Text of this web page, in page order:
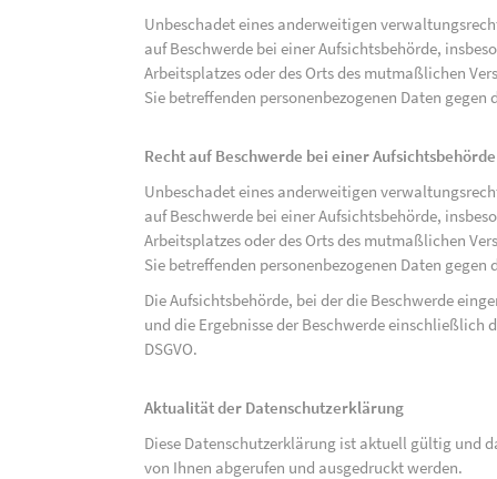
Unbeschadet eines anderweitigen
auf Beschwerde bei einer Aufsichtsbehörde,
Arbeitsplatzes oder des Orts des mutmaßlichen
Sie betreffenden personenbezogenen Daten gegen
Recht auf Beschwerde bei einer Aufsichtsbehörde
Unbeschadet eines anderweitigen
auf Beschwerde bei einer Aufsichtsbehörde,
Arbeitsplatzes oder des Orts des mutmaßlichen
Sie betreffenden personenbezogenen Daten gegen
Die Aufsichtsbehörde, bei der die Beschwerde
und die Ergebnisse der Beschwerde
DSGVO.
Aktualität der Datenschutzerklärung
Diese Datenschutzerklärung ist aktuell gültig und
von Ihnen abgerufen und ausgedruckt werden.